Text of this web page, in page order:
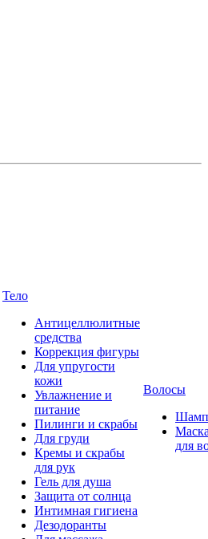
Тело
Антицеллюлитные
средства
Коррекция фигуры
Для упругости
кожи
Увлажнение и
питание
Пилинги и скрабы
Для груди
Кремы и скрабы
для рук
Гель для душа
Защита от солнца
Интимная гигиена
Дезодоранты
Волосы
для